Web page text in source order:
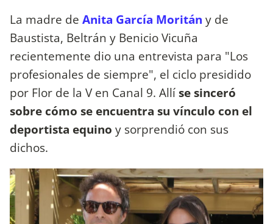
La madre de Anita García Moritán y de
Baustista, Beltrán y Benicio Vicuña
recientemente dio una entrevista para "Los
profesionales de siempre", el ciclo presidido
por Flor de la V en Canal 9. Allíse sinceró
sobre cómo se encuentra su vínculo con el
deportista equino y sorprendió con sus
dichos.